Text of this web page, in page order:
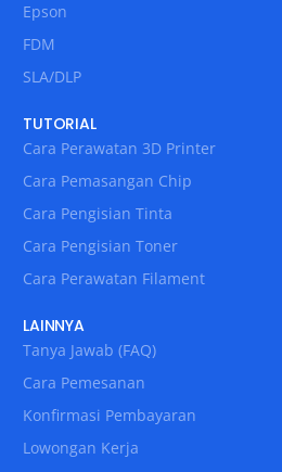
Epson
FDM
SLA/DLP
TUTORIAL
Cara Perawatan 3D Printer
Cara Pemasangan Chip
Cara Pengisian Tinta
Cara Pengisian Toner
Cara Perawatan Filament
LAINNYA
Tanya Jawab (FAQ)
Cara Pemesanan
Konfirmasi Pembayaran
Lowongan Kerja